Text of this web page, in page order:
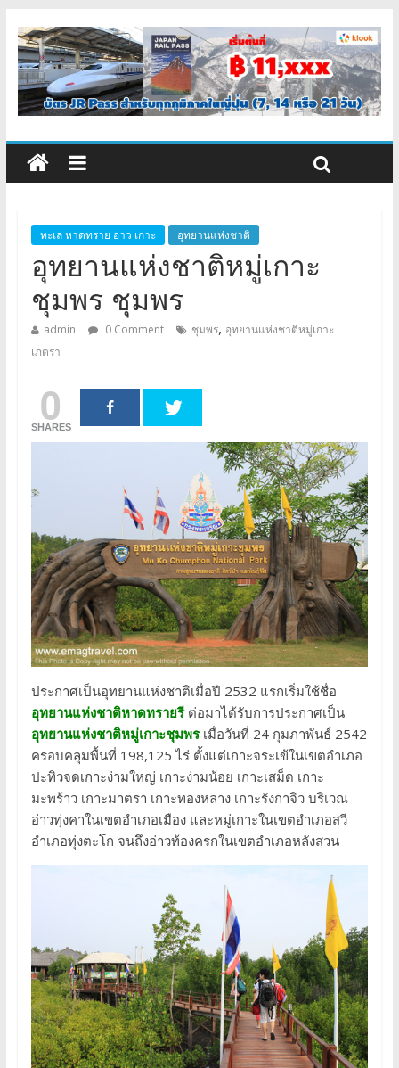
ทะเล หาดทราย อ่าว เกาะ อุทยานแห่งชาติ
อุทยานแห่งชาติหมู่เกาะ
ชุมพร ชุมพร
admin 0 Comment ชุมพร, อุทยานแห่งชาติหมู่เกาะ
เภตรา
0
SHARES
ประกาศเป็นอุทยานแห่งชาติเมื่อปี 2532 แรกเริ่มใช้ชื่อ
อุทยานแห่งชาติหาดทรายรีต่อมาได้รับการประกาศเป็น
อุทยานแห่งชาติหมู่เกาะชุมพรเมื่อวันที่ 24 กุมภาพันธ์ 2542
ครอบคลุมพื้นที่ 198,125 ไร่ ตั้งแต่เกาะจระเข้ในเขตอำเภอ
ปะทิวจดเกาะง่ามใหญ่ เกาะง่ามน้อย เกาะเสม็ด เกาะ
มะพร้าว เกาะมาตรา เกาะทองหลาง เกาะรังกาจิว บริเวณ
อ่าวทุ่งคาในเขตอำเภอเมือง และหมู่เกาะในเขตอำเภอสวี
อำเภอทุ่งตะโก จนถึงอ่าวท้องครกในเขตอำเภอหลังสวน